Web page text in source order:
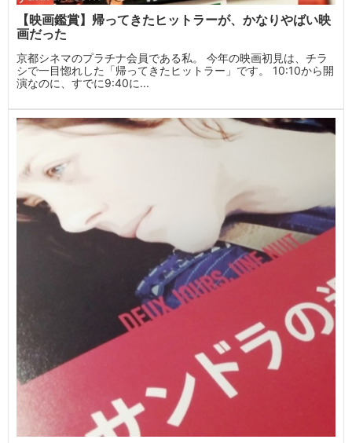
【映画鑑賞】帰ってきたヒットラーが、かなりやばい映
画だった
京都シネマのプラチナ会員である私。 今年の映画初見は、チラ
シで一目惚れした「帰ってきたヒットラー」です。 10:10から開
演なのに、すでに9:40に...